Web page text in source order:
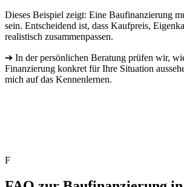
Dieses Beispiel zeigt: Eine Baufinanzierung
sein. Entscheidend ist, dass Kaufpreis,
realistisch zusammenpassen.
➔ In der persönlichen Beratung prüfen wir,
Finanzierung konkret für Ihre Situation
mich auf das Kennenlernen.
F